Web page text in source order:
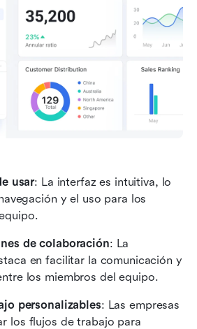
usar: La interfaz es intuitiva, lo
y el uso para los
de colaboración: La
en facilitar la comunicación y
los miembros del equipo.
personalizables: Las empresas
los flujos de trabajo para